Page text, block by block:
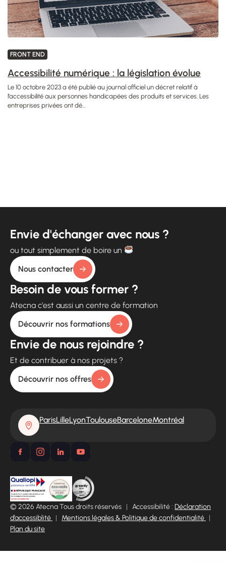
FRONT END
Accessibilité numérique : la législation évolue
Le 10 octobre 2023 a été publié au journal officiel un décret relatif à
l’accessibilité aux personnes handicapées des produits et services. Les
entreprises privées ont dé...
Envie d'échanger avec nous ?
ou tout simplement de boire un
Nous contacter
Besoin de vous former ?
Atecna c'est aussi un centre de formation
Découvrir nos formations
Envie de nous rejoindre ?
Et de contribuer à nos projets ?
Découvrir nos offres
ParisLilleLyonToulouseBarceloneMontréal
© 2026 Atecna Tous droits réservés | Accessibilité : Déclaration
d’accessiblité | Mentions légales & Politique de confidentialité |
Plan du site